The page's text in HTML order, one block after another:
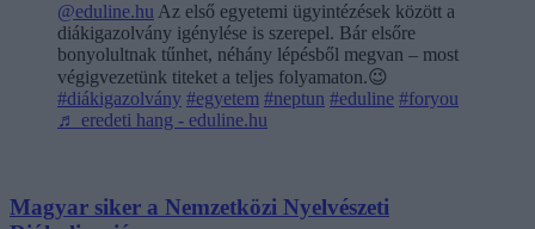
@eduline.hu Az első egyetemi ügyintézések között a
diákigazolvány igénylése is szerepel. Bár elsőre
bonyolultnak tűnhet, néhány lépésből megvan – most
végigvezetünk titeket a teljes folyamaton.😉
#diákigazolvány #egyetem #neptun #eduline #foryou
♬ eredeti hang - eduline.hu
Magyar siker a Nemzetközi Nyelvészeti